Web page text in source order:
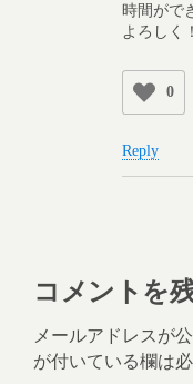
時間がで
よろしく
0
Reply
コメントを
メールアドレスが
が付いている欄は